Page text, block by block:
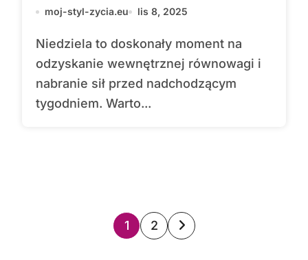
moj-styl-zycia.eu lis 8, 2025
Niedziela to doskonały moment na
odzyskanie wewnętrznej równowagi i
nabranie sił przed nadchodzącym
tygodniem. Warto...
S1 2